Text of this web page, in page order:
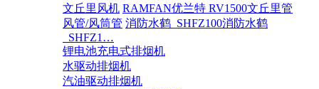
文丘里风机 RAMFAN优兰特 RV1500文丘里管
风管/风筒管 消防水鹤_SHFZ100消防水鹤
_SHFZ1…
锂电池充电式排烟机
水驱动排烟机
汽油驱动排烟机